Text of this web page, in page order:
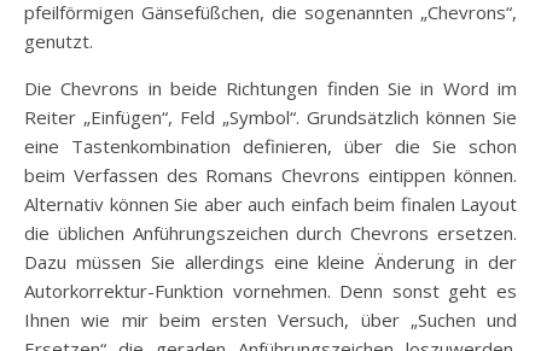
pfeilförmigen Gänsefüßchen, die sogenannten „Chevrons“,
genutzt.
Die Chevrons in beide Richtungen finden Sie in Word im
Reiter „Einfügen“, Feld „Symbol“. Grundsätzlich können Sie
eine Tastenkombination definieren, über die Sie schon
beim Verfassen des Romans Chevrons eintippen können.
Alternativ können Sie aber auch einfach beim finalen Layout
die üblichen Anführungszeichen durch Chevrons ersetzen.
Dazu müssen Sie allerdings eine kleine Änderung in der
Autorkorrektur-Funktion vornehmen. Denn sonst geht es
Ihnen wie mir beim ersten Versuch, über „Suchen und